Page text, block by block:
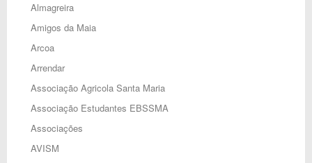
Almagreira
Amigos da Maia
Arcoa
Arrendar
Associação Agricola Santa Maria
Associação Estudantes EBSSMA
Associações
AVISM